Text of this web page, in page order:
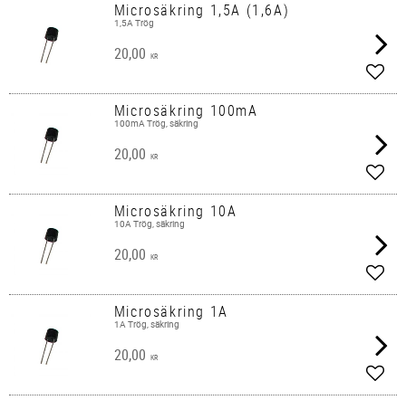
Microsäkring 1,5A (1,6A)
1,5A Trög
20,00 KR
Microsäkring 100mA
100mA Trög, säkring
20,00 KR
Microsäkring 10A
10A Trög, säkring
20,00 KR
Microsäkring 1A
1A Trög, säkring
20,00 KR